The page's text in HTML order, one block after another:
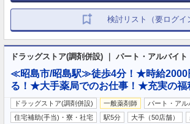
検討リスト（要ログイ
ドラッグストア(調剤併設) ｜ パート・アルバイト
≪昭島市/昭島駅≫徒歩4分！★時給2000
る！★大手薬局でのお仕事！★充実の福
ドラッグストア(調剤併設) 一般薬剤師
パート・アル
住宅補助(手当)・寮・社宅
駅5分 大手（50店舗）